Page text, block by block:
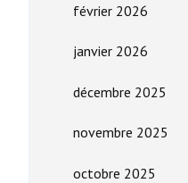
février 2026
janvier 2026
décembre 2025
novembre 2025
octobre 2025